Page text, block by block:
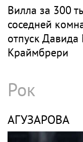
Вилла за 300
соседней
отпуск
Краймбрери
Рок
АГУЗАРОВА